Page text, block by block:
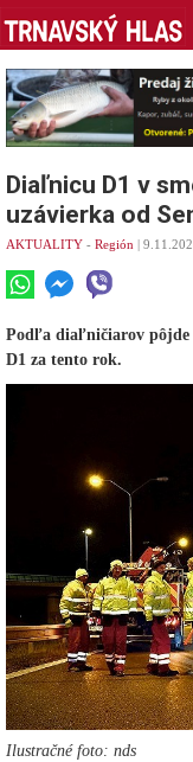
Diaľnicu D1 v
uzávierka od
AKTUALITY - Región |
Podľa diaľničiarov pôjde
D1 za tento rok.
Ilustračné foto: nds